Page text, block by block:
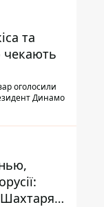
та
чекають
оголосили
Динамо
в